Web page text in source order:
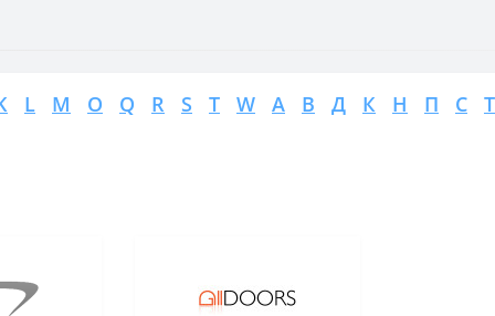
L M O Q R S T W А В Д К Н П С Т